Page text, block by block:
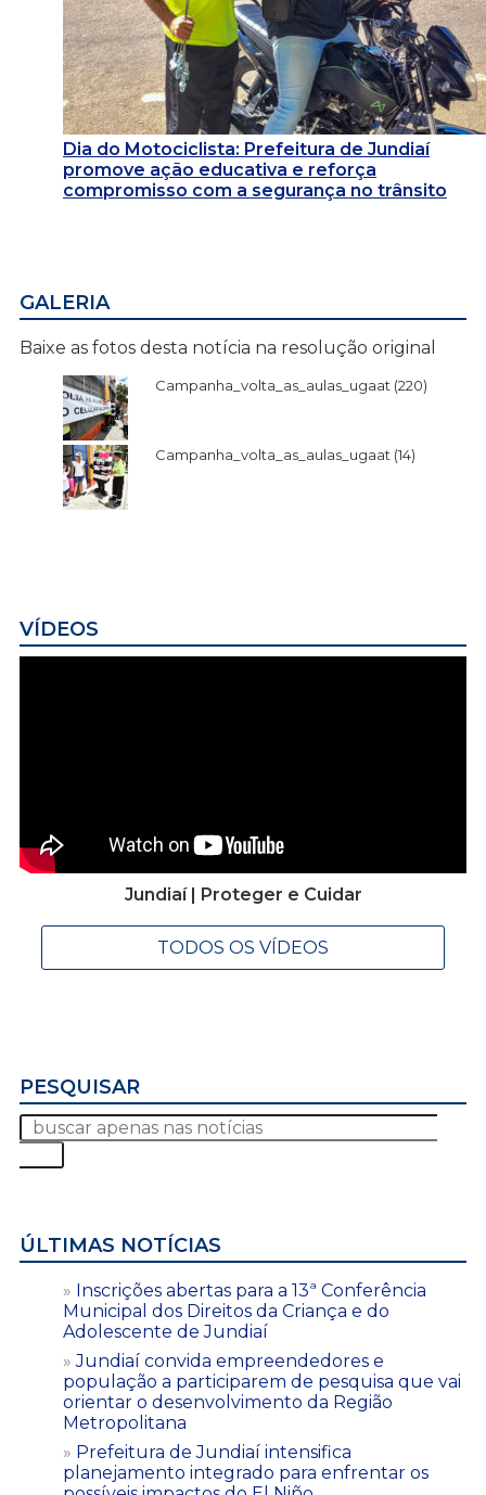
Dia do Motociclista: Prefeitura de Jundiaí
promove ação educativa e reforça
compromisso com a segurança no trânsito
GALERIA
Baixe as fotos desta notícia na resolução original
Campanha_volta_as_aulas_ugaat (220)
Campanha_volta_as_aulas_ugaat (14)
VÍDEOS
Jundiaí | Proteger e Cuidar
TODOS OS VÍDEOS
PESQUISAR
ÚLTIMAS NOTÍCIAS
Inscrições abertas para a 13ª Conferência
Municipal dos Direitos da Criança e do
Adolescente de Jundiaí
Jundiaí convida empreendedores e
população a participarem de pesquisa que vai
orientar o desenvolvimento da Região
Metropolitana
Prefeitura de Jundiaí intensifica
planejamento integrado para enfrentar os